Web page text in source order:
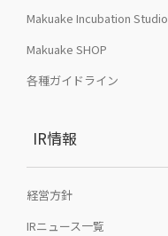
Makuake Incubation Studio
Makuake SHOP
各種ガイドライン
IR情報
経営方針
IRニュース一覧